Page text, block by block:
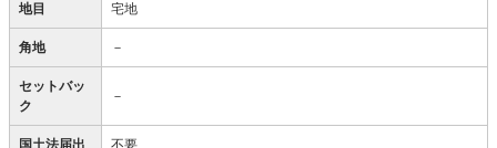
地目 宅地
角地 －
セットバッ
ク
－
国土法届出 不要